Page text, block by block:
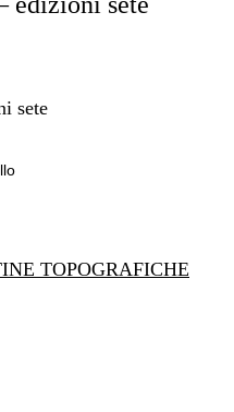
sete
TOPOGRAFICHE